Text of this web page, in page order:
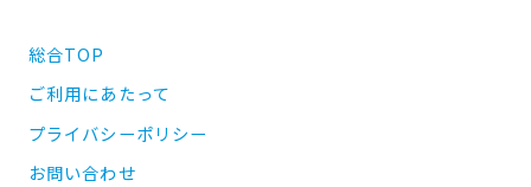
総合TOP
ご利用にあたって
プライバシーポリシー
お問い合わせ